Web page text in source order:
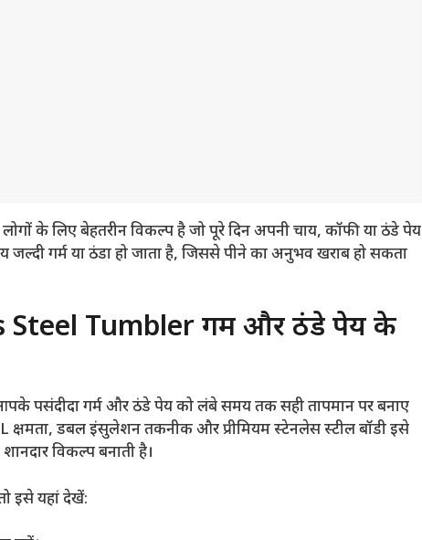
के लिए बेहतरीन विकल्प है जो पूरे दिन अपनी चाय, कॉफी या ठंडे पेय
जल्दी गर्म या ठंडा हो जाता है, जिससे पीने का अनुभव खराब हो सकता
Steel Tumbler गर्म और ठंडे पेय के
पसंदीदा गर्म और ठंडे पेय को लंबे समय तक सही तापमान पर बनाए
क्षमता, डबल इंसुलेशन तकनीक और प्रीमियम स्टेनलेस स्टील बॉडी इसे
विकल्प बनाती है।
इसे यहां देखें: